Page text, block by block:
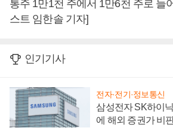
통주 1만1천 주에서 1만6천 주로 늘
스트 임한솔 기자]
인기기사
전자·전기·정보통신
삼성전자 SK하이
에 해외 증권가 비